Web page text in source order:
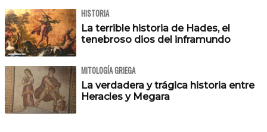
HISTORIA
La terrible historia de Hades, el
tenebroso dios del inframundo
MITOLOGÍA GRIEGA
La verdadera y trágica historia entre
Heracles y Megara